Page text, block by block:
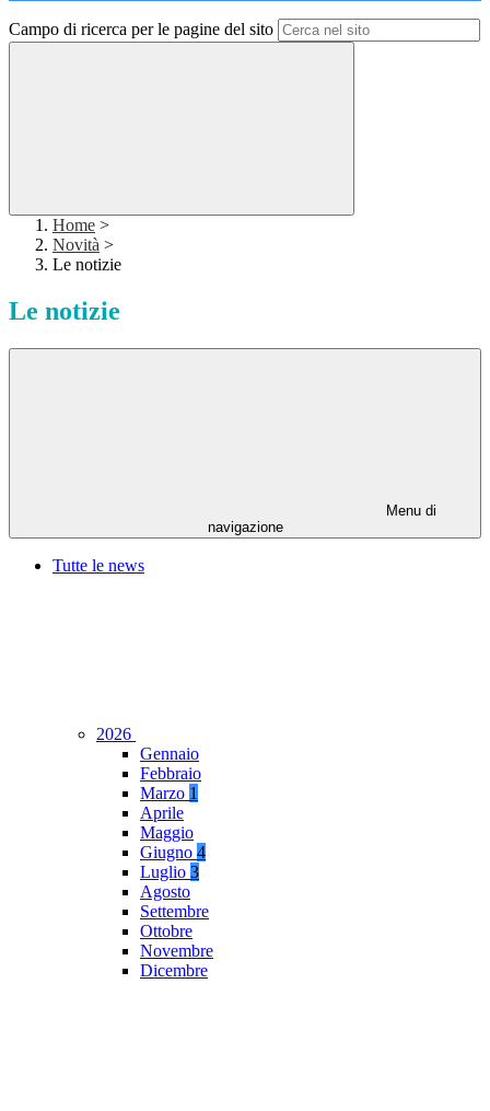
Campo di ricerca per le pagine del sito
Home >
Novità >
Le notizie
Le notizie
Menu di
navigazione
Tutte le news
2026
Gennaio
Febbraio
Marzo 1
Aprile
Maggio
Giugno 4
Luglio 3
Agosto
Settembre
Ottobre
Novembre
Dicembre